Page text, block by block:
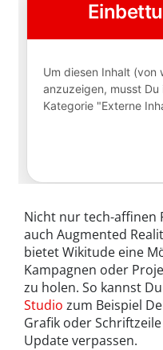
Nicht nur tech-affinen
auch Augmented
bietet Wikitude eine
Kampagnen oder
zu holen. So kannst
Studio zum Beispiel
Grafik oder
Update verpassen.